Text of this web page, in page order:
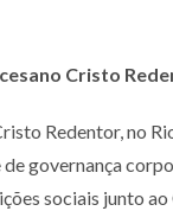
Cristo
Redentor, no
governança
sociais junto